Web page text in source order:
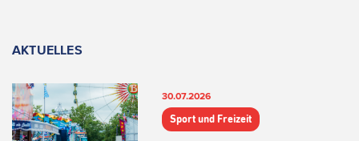
AKTUELLES
30.07.2026
Sport und Freizeit